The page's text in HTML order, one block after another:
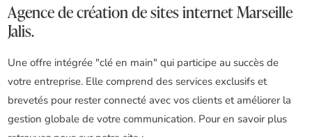
Agence de création de sites internet Marseille
Jalis.
Une offre intégrée "clé en main" qui participe au succès de
votre entreprise. Elle comprend des services exclusifs et
brevetés pour rester connecté avec vos clients et améliorer la
gestion globale de votre communication. Pour en savoir plus